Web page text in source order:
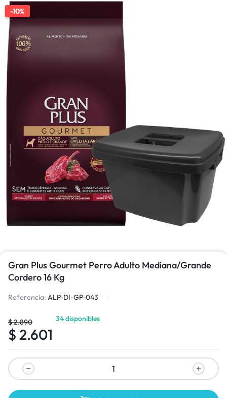
-10%
Gran Plus Gourmet Perro Adulto Mediana/Grande
Cordero 16 Kg
Referencia: ALP-DI-GP-043
$2.890
$ 2.601
34 disponibles